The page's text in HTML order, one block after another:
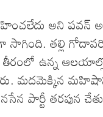
అని పవన్
సాగింది. తల్లి
తీరంలో ఉన్న
మదమెక్కిన
పార్టీ తరపున